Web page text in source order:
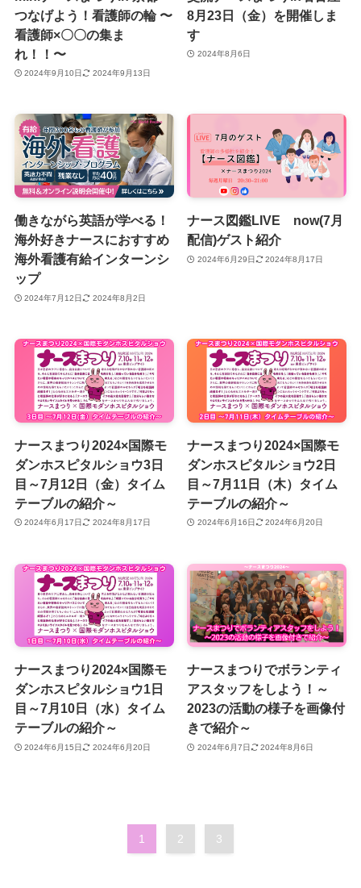
つなげよう！看護師の輪 〜
看護師×〇〇の集ま
れ！！〜
2024年9月10日 2024年9月13日
8月23日（金）を開催しま
す
2024年8月6日
働きながら英語が学べる！
海外好きナースにおすすめ
海外看護有給インターンシ
ップ
2024年7月12日 2024年8月2日
ナース図鑑LIVE now(7月
配信)ゲスト紹介
2024年6月29日 2024年8月17日
ナースまつり2024×国際モ
ダンホスピタルショウ3日
目～7月12日（金）タイム
テーブルの紹介～
2024年6月17日 2024年8月17日
ナースまつり2024×国際モ
ダンホスピタルショウ2日
目～7月11日（木）タイム
テーブルの紹介～
2024年6月16日 2024年6月20日
ナースまつり2024×国際モ
ダンホスピタルショウ1日
目～7月10日（水）タイム
テーブルの紹介～
2024年6月15日 2024年6月20日
ナースまつりでボランティ
アスタッフをしよう！～
2023の活動の様子を画像付
きで紹介～
2024年6月7日 2024年8月6日
1 2 3